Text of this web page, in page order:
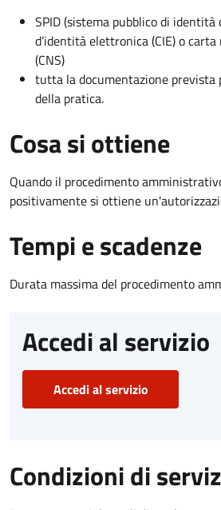
SPID (sistema pubblico di
d’identità elettronica (CIE) o
(CNS)
tutta la documentazione prevista
della pratica.
Cosa si ottiene
Quando il procedimento
positivamente si ottiene
Tempi e scadenze
Durata massima del procedimento
Accedi al servizio
Accedi al servizio
Condizioni di